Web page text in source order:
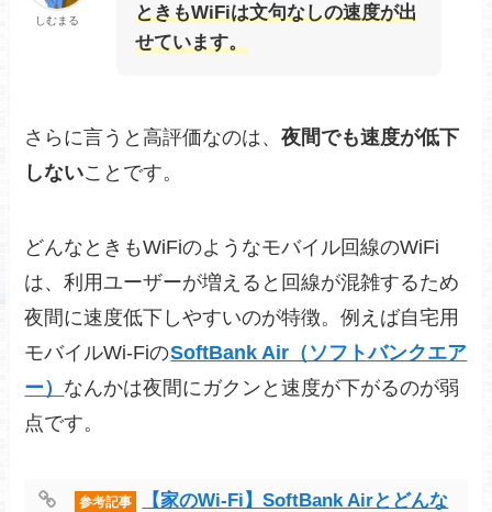
しむまる
ときもWiFiは文句なしの速度が出
せています。
さらに言うと高評価なのは、夜間でも速度が低下
しないことです。
どんなときもWiFiのようなモバイル回線のWiFi
は、利用ユーザーが増えると回線が混雑するため
夜間に速度低下しやすいのが特徴。例えば自宅用
モバイルWi-FiのSoftBank Air（ソフトバンクエア
ー） なんかは夜間にガクンと速度が下がるのが弱
点です。
参考記事
【家のWi-Fi】SoftBank Airとどんな